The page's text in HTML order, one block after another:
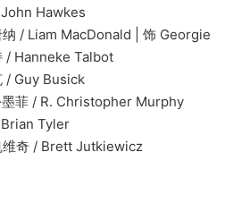
Hawkes
MacDonald | 饰 Georgie
Talbot
Guy Busick
R. Christopher Murphy
Tyler
/ Brett Jutkiewicz